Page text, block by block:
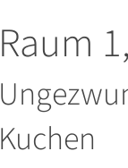
Raum
Kuchen